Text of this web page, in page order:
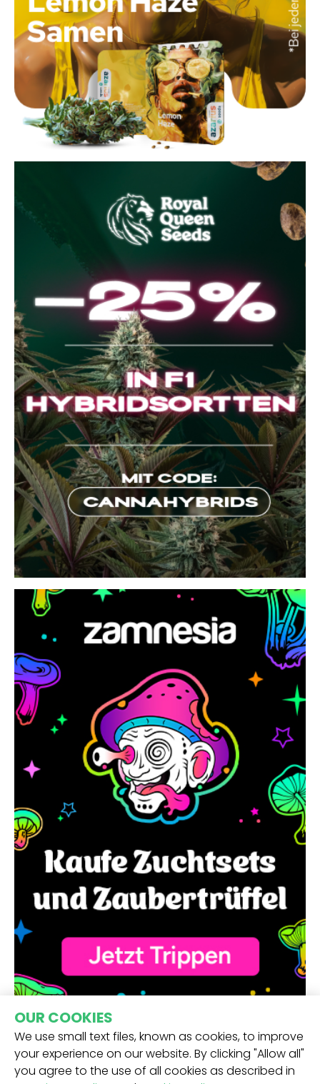
OUR COOKIES
We use small text files, known as cookies, to improve
your experience on our website. By clicking "Allow all"
you agree to the use of all cookies as described in